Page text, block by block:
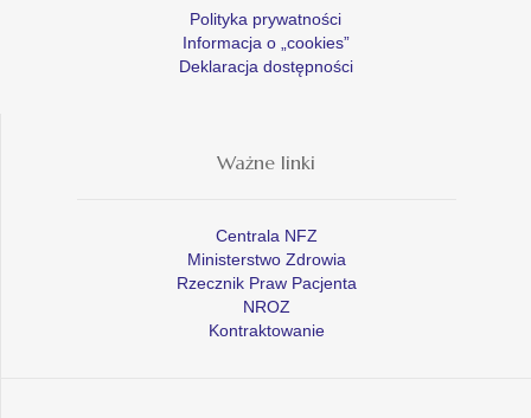
Polityka prywatności
Informacja o „cookies”
Deklaracja dostępności
Ważne linki
Centrala NFZ
Ministerstwo Zdrowia
Rzecznik Praw Pacjenta
NROZ
Kontraktowanie